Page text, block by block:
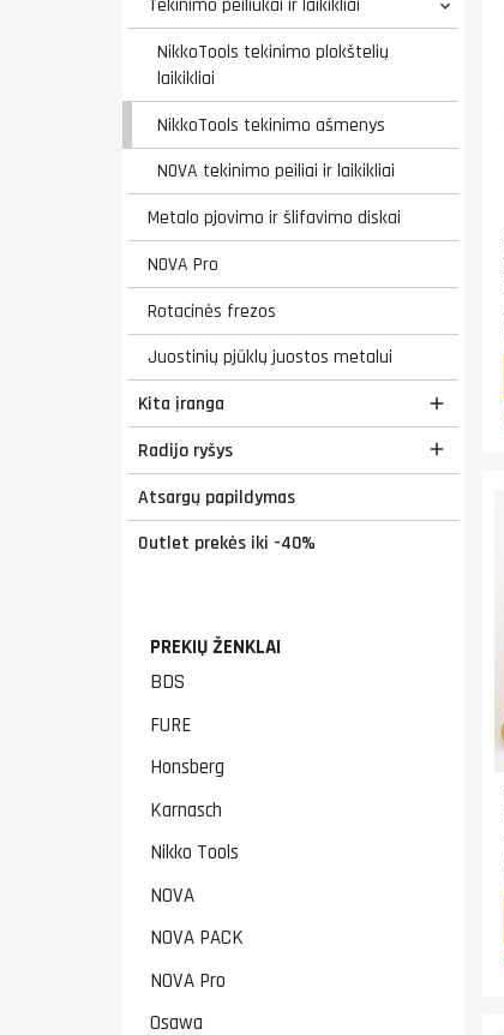
Tekinimo peiliukai ir laikikliai

NikkoTools tekinimo plokštelių
laikikliai
NikkoTools tekinimo ašmenys
NOVA tekinimo peiliai ir laikikliai
Metalo pjovimo ir šlifavimo diskai
NOVA Pro
Rotacinės frezos
Juostinių pjūklų juostos metalui
Kita įranga

Radijo ryšys 
Atsargų papildymas
Outlet prekės iki -40%
PREKIŲ ŽENKLAI
BDS
FURE
Honsberg
Karnasch
Nikko Tools
NOVA
NOVA PACK
NOVA Pro
Osawa